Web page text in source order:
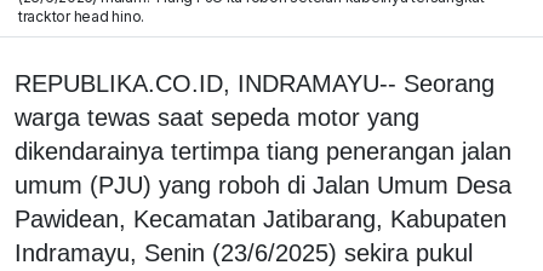
tracktor head hino.
REPUBLIKA.CO.ID, INDRAMAYU-- Seorang
warga tewas saat sepeda motor yang
dikendarainya tertimpa tiang penerangan jalan
umum (PJU) yang roboh di Jalan Umum Desa
Pawidean, Kecamatan Jatibarang, Kabupaten
Indramayu, Senin (23/6/2025) sekira pukul